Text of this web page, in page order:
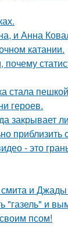
и Анна
катании.
героев.
закрывает
приблизить
- это
и Джады
и
псом!